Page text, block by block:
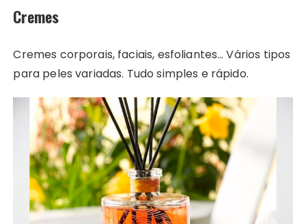
Cremes
Cremes corporais, faciais, esfoliantes… Vários tipos
para peles variadas. Tudo simples e rápido.